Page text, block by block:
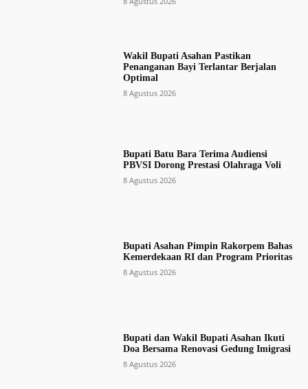
Wakil Bupati Asahan Pastikan
Penanganan Bayi Terlantar Berjalan
Optimal
8 Agustus 2026
Bupati Batu Bara Terima Audiensi
PBVSI Dorong Prestasi Olahraga Voli
8 Agustus 2026
Bupati Asahan Pimpin Rakorpem Bahas
Kemerdekaan RI dan Program Prioritas
8 Agustus 2026
Bupati dan Wakil Bupati Asahan Ikuti
Doa Bersama Renovasi Gedung Imigrasi
8 Agustus 2026